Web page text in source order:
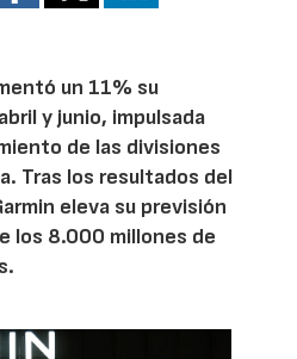
un 11% su
y junio, impulsada
de las divisiones
Tras los resultados del
eleva su previsión
los 8.000 millones de